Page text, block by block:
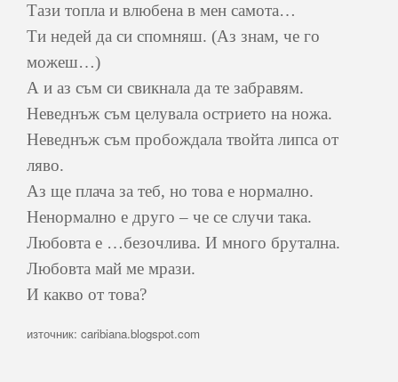
Тази топла и влюбена в мен самота…
Ти недей да си спомняш. (Аз знам, че го
можеш…)
А и аз съм си свикнала да те забравям.
Неведнъж съм целувала острието на ножа.
Неведнъж съм пробождала твойта липса от
ляво.
Аз ще плача за теб, но това е нормално.
Ненормално е друго – че се случи така.
Любовта е …безочлива. И много брутална.
Любовта май ме мрази.
И какво от това?
източник: caribiana.blogspot.com